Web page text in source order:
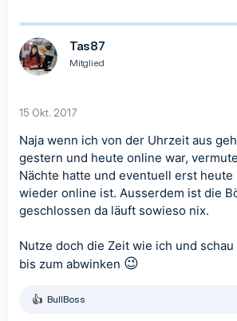
Tas87
Mitglied
15 Okt. 2017
Naja wenn ich von der Uhrzeit aus
gestern und heute online war,
Nächte hatte und eventuell erst heute
wieder online ist. Ausserdem ist die
geschlossen da läuft sowieso nix.
Nutze doch die Zeit wie ich und
bis zum abwinken 😉
R
BullBoss